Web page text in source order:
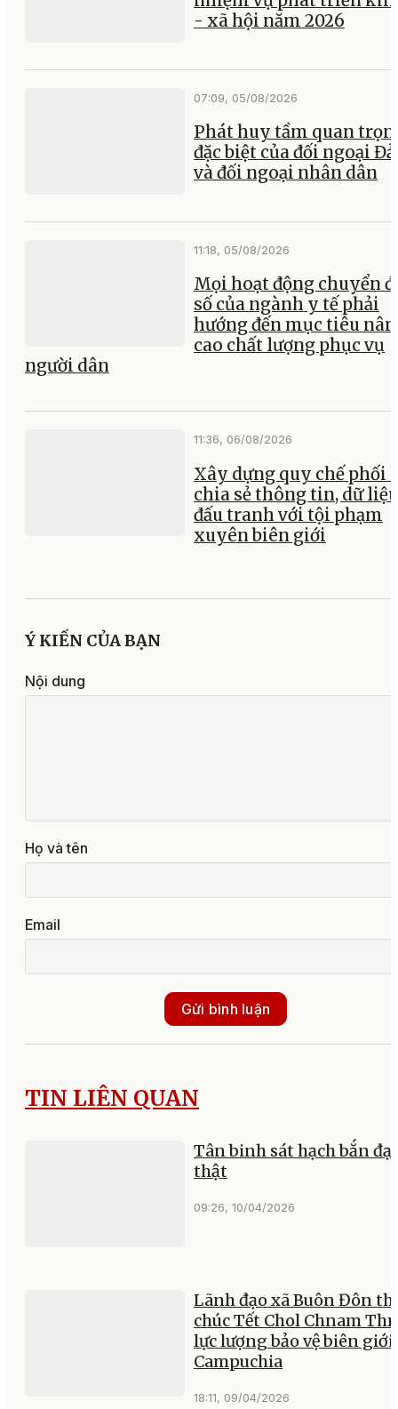
- xã hội năm 2026
07:09, 05/08/2026
Phát huy tầm quan
đặc biệt của đối ngoại
và đối ngoại nhân dân
11:18, 05/08/2026
Mọi hoạt động chuyển
số của ngành y tế phải
hướng đến mục tiêu
cao chất lượng phục vụ
người dân
11:36, 06/08/2026
Xây dựng quy chế phối
chia sẻ thông tin, dữ liệu
đấu tranh với tội phạm
xuyên biên giới
Ý KIẾN CỦA BẠN
Nội dung
Họ và tên
Email
Gửi bình luận
TIN LIÊN QUAN
Tân binh sát hạch bắn
thật
09:26, 10/04/2026
Lãnh đạo xã Buôn Đôn
chúc Tết Chol Chnam
lực lượng bảo vệ biên giới
Campuchia
18:11, 09/04/2026